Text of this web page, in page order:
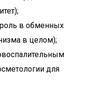
в обменных
в целом);
для